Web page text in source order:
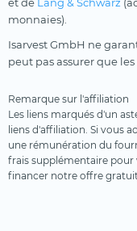
et de Lang & Schwarz
monnaies).
Isarvest GmbH ne
peut pas assurer que
Remarque sur l'affiliation
Les liens marqués d'un
liens d'affiliation. Si vous
une rémunération du
frais supplémentaire pour
financer notre offre